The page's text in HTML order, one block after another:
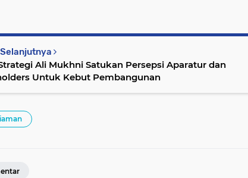
Ali Mukhni Satukan Persepsi Aparatur dan
Untuk Kebut Pembangunan